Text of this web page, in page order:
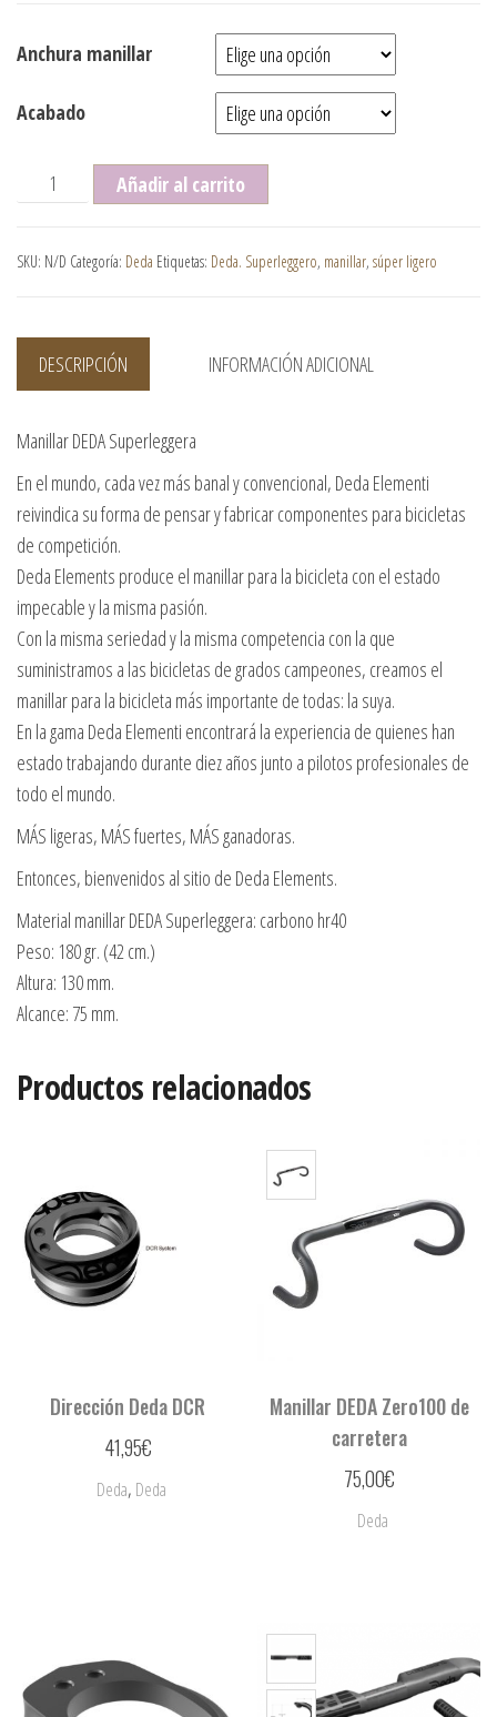
Anchura manillar
Acabado
Manillar DEDA Superleggero cantidad
Añadir al carrito
SKU: N/D Categoría: Deda Etiquetas: Deda. Superleggero, manillar, súper ligero
DESCRIPCIÓN INFORMACIÓN ADICIONAL
Manillar DEDA Superleggera
En el mundo, cada vez más banal y convencional, Deda Elementi
reivindica su forma de pensar y fabricar componentes para bicicletas
de competición.
Deda Elements produce el manillar para la bicicleta con el estado
impecable y la misma pasión.
Con la misma seriedad y la misma competencia con la que
suministramos a las bicicletas de grados campeones, creamos el
manillar para la bicicleta más importante de todas: la suya.
En la gama Deda Elementi encontrará la experiencia de quienes han
estado trabajando durante diez años junto a pilotos profesionales de
todo el mundo.
MÁS ligeras, MÁS fuertes, MÁS ganadoras.
Entonces, bienvenidos al sitio de Deda Elements.
Material manillar DEDA Superleggera: carbono hr40
Peso: 180 gr. (42 cm.)
Altura: 130 mm.
Alcance: 75 mm.
Productos relacionados
Dirección Deda DCR
41,95€
Deda, Deda
Manillar DEDA Zero100 de
carretera
75,00€
Deda